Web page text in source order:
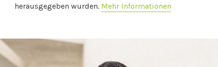
herausgegeben wurden. Mehr Informationen